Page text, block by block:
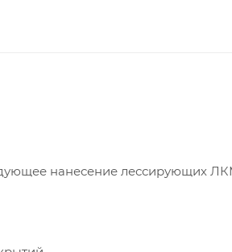
нанесение лессирующих